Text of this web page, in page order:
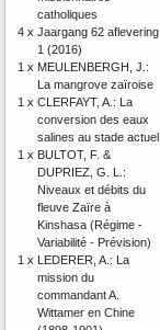
catholiques
4 x Jaargang 62 aflevering
1 (2016)
1 x MEULENBERGH, J.:
La mangrove zaïroise
1 x CLERFAYT, A.: La
conversion des eaux
salines au stade actuel
1 x BULTOT, F. &
DUPRIEZ, G. L.:
Niveaux et débits du
fleuve Zaïre à
Kinshasa (Régime -
Variabilité - Prévision)
1 x LEDERER, A.: La
mission du
commandant A.
Wittamer en Chine